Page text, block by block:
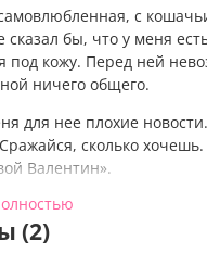
с
сказал бы, что у меня
под кожу. Перед ней
ничего общего.
для нее плохие
сколько
Валентин».
— роман, где
Полин и
(2)